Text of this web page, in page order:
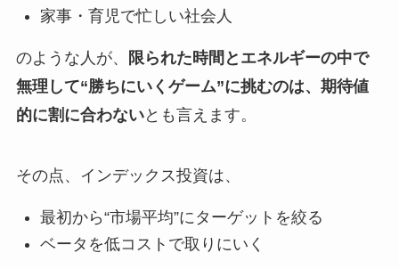
家事・育児で忙しい社会人
のような人が、
限られた時間とエネルギーの中で
無理して“勝ちにいくゲーム”に挑むのは、期待値
的に割に合わないとも言えます。
その点、インデックス投資は、
最初から“市場平均”にターゲットを絞る
ベータを低コストで取りにいく